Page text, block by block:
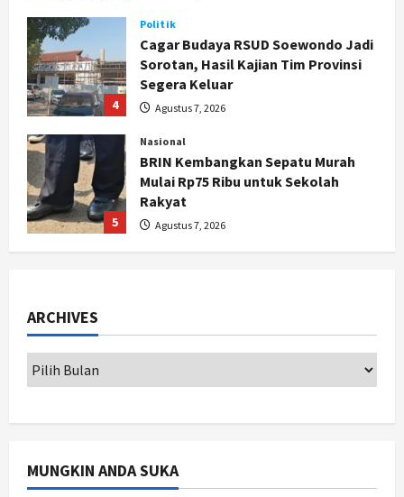
4
Politik
Cagar Budaya RSUD Soewondo Jadi
Sorotan, Hasil Kajian Tim Provinsi
Segera Keluar
Agustus 7, 2026
5
Nasional
BRIN Kembangkan Sepatu Murah
Mulai Rp75 Ribu untuk Sekolah
Rakyat
Agustus 7, 2026
1
Politik
Agustus 8, 2026
Peringatan HUT ke-270 Kota
Jogja
ARCHIVES
MUNGKIN ANDA SUKA